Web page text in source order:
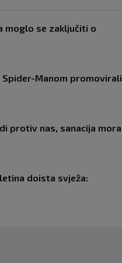
moglo se zaključiti o
Manom promovirali
protiv nas, sanacija mora
doista svježa: